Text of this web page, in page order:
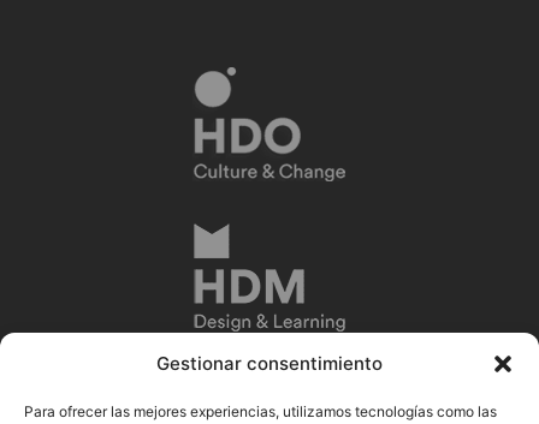
Gestionar consentimiento
Para ofrecer las mejores experiencias, utilizamos tecnologías como las